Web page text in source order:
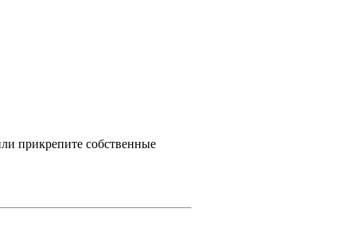
прикрепите собственные